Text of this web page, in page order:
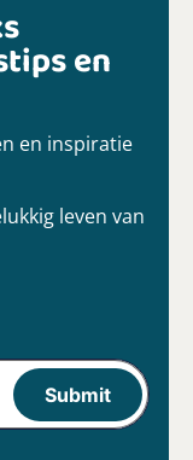
en
en inspiratie
leven van